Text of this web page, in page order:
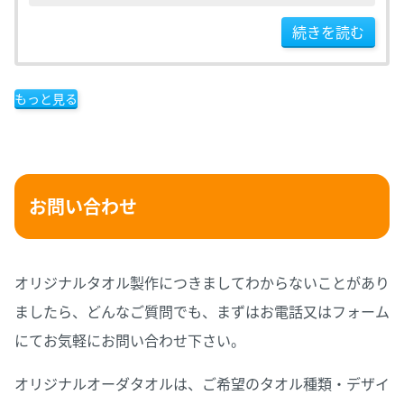
続きを読む
もっと見る
お問い合わせ
オリジナルタオル製作につきましてわからないことがあり
ましたら、どんなご質問でも、まずはお電話又はフォーム
にてお気軽にお問い合わせ下さい。
オリジナルオーダタオルは、ご希望のタオル種類・デザイ